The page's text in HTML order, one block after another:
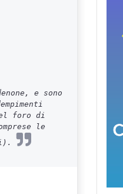
e sono
foro di
le